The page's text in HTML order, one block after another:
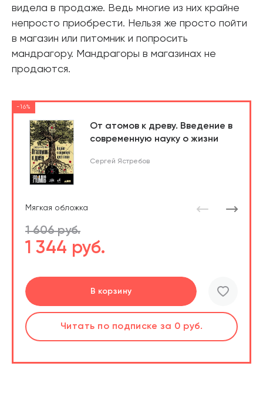
видела в продаже. Ведь многие из них крайне
непросто приобрести. Нельзя же просто пойти
в магазин или питомник и попросить
мандрагору. Мандрагоры в магазинах не
продаются.
-16%
От атомов к древу. Введение в
современную науку о жизни
Сергей Ястребов
Мягкая обложка
1 606 руб.
1 344 руб.
В корзину
В корзине
Читать по подписке за 0 руб.
Перейти
Читать по подписке за 0 руб.
Перейти
Слушатьпо подпискеза 0 руб.
Подробнее
Читать по подписке за 0 руб.